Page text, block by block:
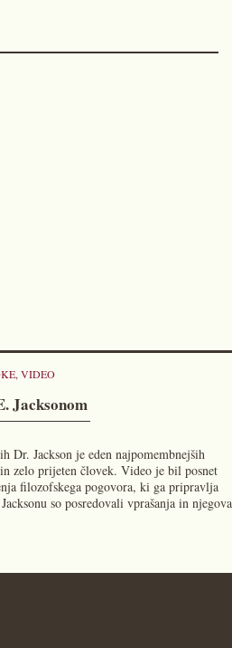
, VIDEO
Jacksonom
Dr. Jackson je eden najpomembnejših
zelo prijeten človek. Video je bil posnet
filozofskega pogovora, ki ga pripravlja
so posredovali vprašanja in njegova